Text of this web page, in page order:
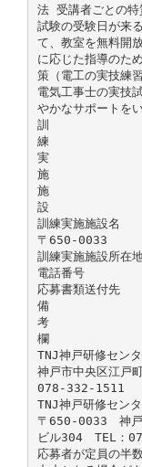
法 受講者ごとの特
試験の受験日が来
て、教室を無料開
に応じた指導のた
策（電工の実技練
電気工事士の実技
やかなサポートを
訓
練
実
施
施
設
訓練実施施設名
〒650-0033
訓練実施施設所在
電話番号
応募書類送付先
備
考
欄
TNJ神戸研修セン
神戸市中央区江戸
078-332-1511
TNJ神戸研修セン
〒650-0033 神戸
ビル304 TEL：
応募者が定員の半